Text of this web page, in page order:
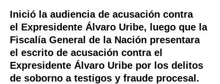
Inició la audiencia de acusación contra
el Expresidente Álvaro Uribe, luego que la
Fiscalía General de la Nación presentara
el escrito de acusación contra el
Expresidente Álvaro Uribe por los delitos
de soborno a testigos y fraude procesal.